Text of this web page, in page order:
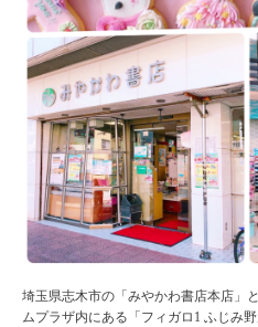
埼玉県志木市の「みやかわ書店本店」
ムプラザ内にある「フィガロ1 ふじみ